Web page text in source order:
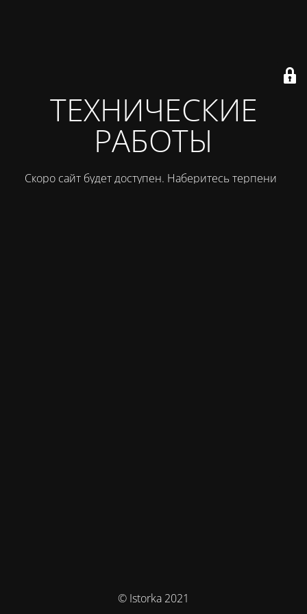
ТЕХНИЧЕСКИЕ
РАБОТЫ
Скоро сайт будет доступен. Наберитесь терпения
© Istorka 2021